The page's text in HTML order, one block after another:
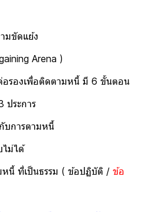
มขัดแย้ง
Arena )
อรองเพื่อติดตามหนี้ มี 6 ขั้นตอน
ประการ
บการตามหนี้
ม่ได้
หนี้ ที่เป็นธรรม ( ข้อปฏิบัติ / ข้อ